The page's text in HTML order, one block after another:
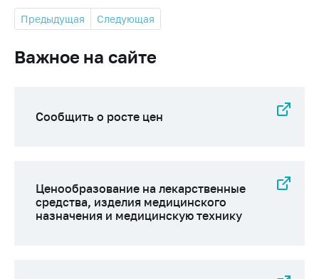
Предыдущая Следующая
Важное на сайте
Сообщить о росте цен
Ценообразование на лекарственные
средства, изделия медицинского
назначения и медицинскую технику